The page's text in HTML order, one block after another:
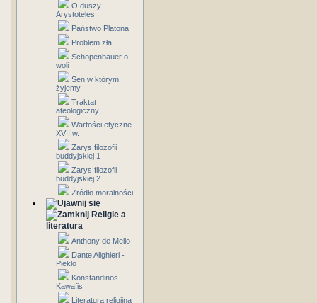
O duszy -
Arystoteles
Państwo Platona
Problem zła
Schopenhauer o
woli
Sen w którym
żyjemy
Traktat
ateologiczny
Wartości etyczne
XVII w.
Zarys filozofii
buddyjskiej 1
Zarys filozofii
buddyjskiej 2
Źródło moralności
Religie a
literatura
Anthony de Mello
Dante Alighieri -
Piekło
Konstandinos
Kawafis
Literatura religijna